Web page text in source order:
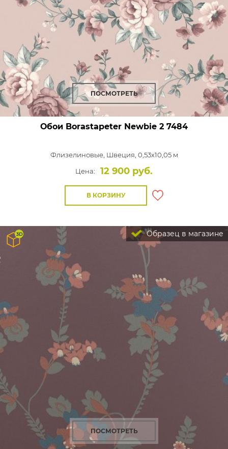
ПОСМОТРЕТЬ
Обои Borastapeter Newbie 2 7484
Флизелиновые, Швеция, 0,53x10,05 м
Цена:
12 900 руб.
В КОРЗИНУ
Образец в магазине
ПОСМОТРЕТЬ